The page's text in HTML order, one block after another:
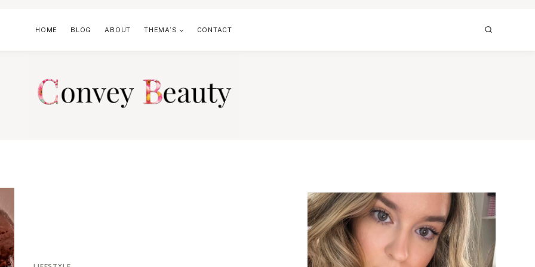
HOME BLOG ABOUT THEMA’S CONTACT